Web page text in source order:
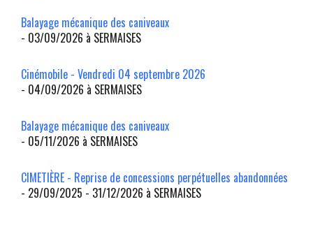
Balayage mécanique des caniveaux
- 03/09/2026 à SERMAISES
Cinémobile - Vendredi 04 septembre 2026
- 04/09/2026 à SERMAISES
Balayage mécanique des caniveaux
- 05/11/2026 à SERMAISES
CIMETIÈRE - Reprise de concessions perpétuelles abandonnées
- 29/09/2025 - 31/12/2026 à SERMAISES